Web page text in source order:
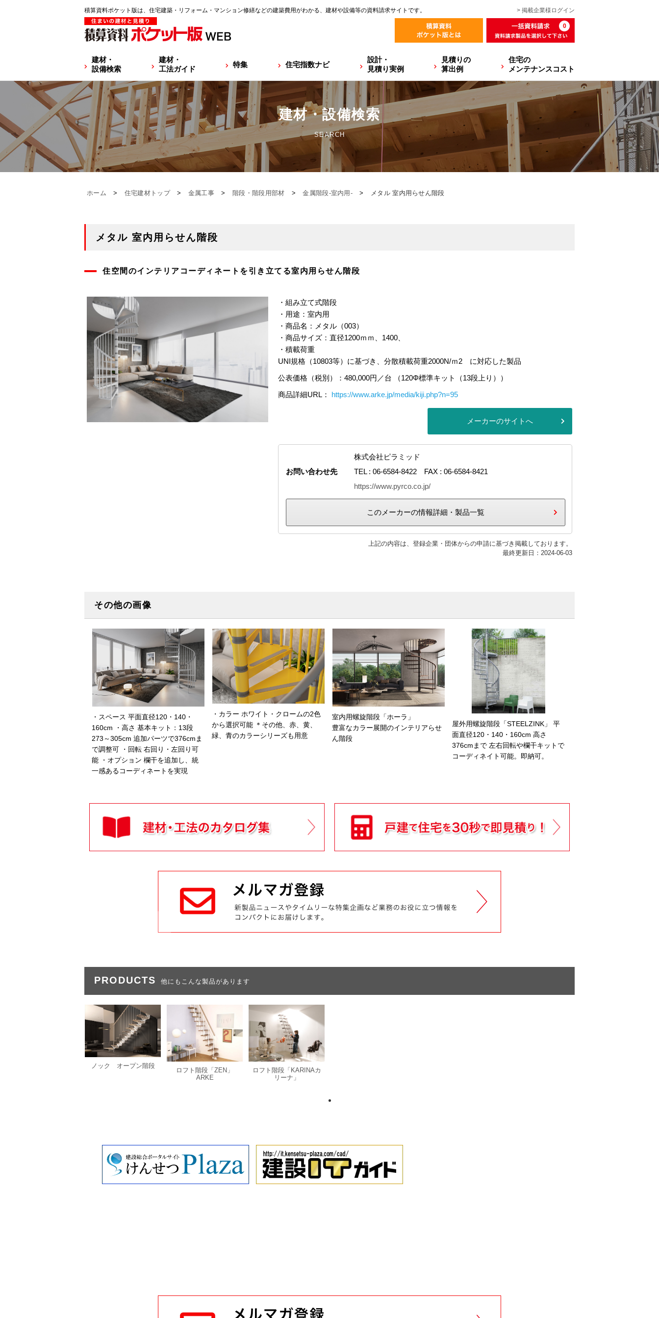
積算資料ポケット版は、住宅建築・リフォーム・マンション修繕などの建築費用がわかる、建材や設備等の資料請求サイトです。 > 掲載企業様 ログイン
0
建材・
設備検索
建材・
工法ガイド
特集 住宅指数ナビ
設計・
見積り実例
見積りの
算出例
住宅の
メンテナンスコスト
建材・設備検索
SEARCH
ホーム > 住宅建材トップ > 金属工事 > 階段・階段用部材 > 金属階段-室内用- > メタル 室内用らせん階段
メタル 室内用らせん階段
住空間のインテリアコーディネートを引き立てる室内用らせん階段
・組み立て式階段
・用途：室内用
・商品名：メタル（003）
・商品サイズ：直径1200ｍｍ、1400、
・積載荷重
UNI規格（10803等）に基づき、分散積載荷重2000N/ｍ2 に対応した製品
公表価格（税別）：480,000円／台 （120Φ標準キット（13段上り））
商品詳細URL： https://www.arke.jp/media/kiji.php?n=95
メーカーのサイトへ
お問い合わせ先
株式会社ピラミッド
TEL : 06-6584-8422 FAX : 06-6584-8421
https://www.pyrco.co.jp/
このメーカーの情報詳細・製品一覧
上記の内容は、登録企業・団体からの申請に基づき掲載しております。
最終更新日：2024-06-03
その他の画像
・スペース 平面直径120・140・
160cm ・高さ 基本キット：13段
273～305cm 追加パーツで376cmま
で調整可 ・回転 右回り・左回り可
能 ・オプション 欄干を追加し、統
一感あるコーディネートを実現
・カラー ホワイト・クロームの2色
から選択可能 ＊その他、赤、黄、
緑、青のカラーシリーズも用意
室内用螺旋階段「ホーラ」
豊富なカラー展開のインテリアらせ
ん階段
屋外用螺旋階段「STEELZINK」 平
面直径120・140・160cm 高さ
376cmまで 左右回転や欄干キットで
コーディネイト可能。即納可。
PRODUCTS 他にもこんな製品があります
ノック オープン階段
ロフト階段「ZEN」
ARKE
ロフト階段「KARINAカ
リーナ」